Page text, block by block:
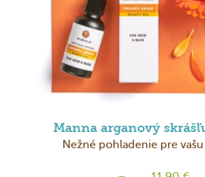
Manna arganový
Nežné pohladenie pre